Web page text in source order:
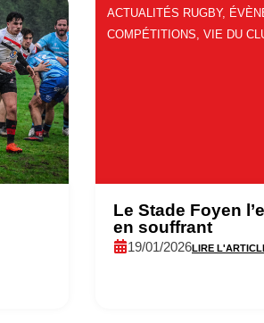
ACTUALITÉS RUGBY,
COMPÉTITIONS VIE DU
Le Stade Foyen
en souffrant
19/01/2026LIRE